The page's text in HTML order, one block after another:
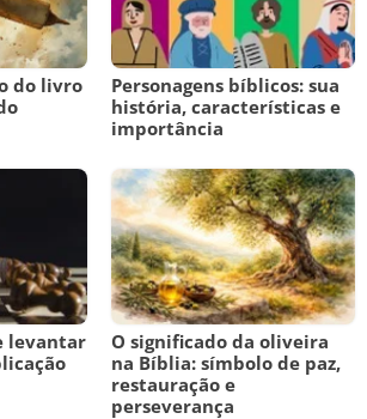
do livro
Personagens bíblicos: sua
história, características e
importância
levantar
O significado da oliveira
na Bíblia: símbolo de paz,
restauração e
perseverança